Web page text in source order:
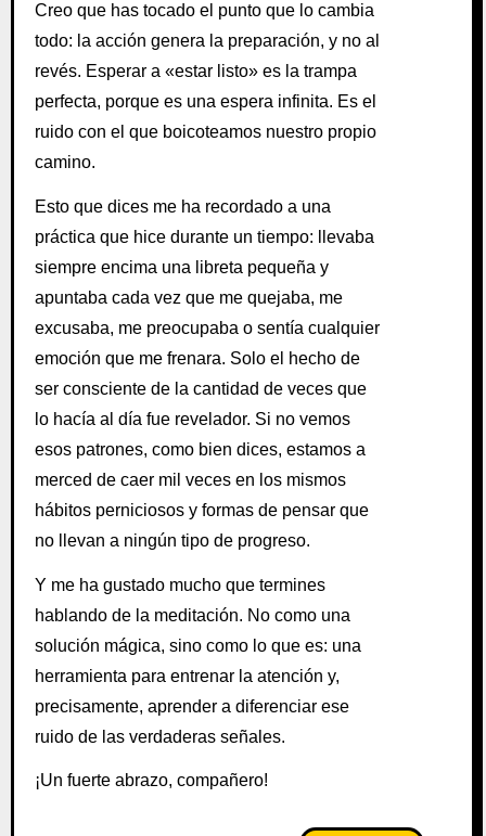
Creo que has tocado el punto que lo cambia
todo: la acción genera la preparación, y no al
revés. Esperar a «estar listo» es la trampa
perfecta, porque es una espera infinita. Es el
ruido con el que boicoteamos nuestro propio
camino.
Esto que dices me ha recordado a una
práctica que hice durante un tiempo: llevaba
siempre encima una libreta pequeña y
apuntaba cada vez que me quejaba, me
excusaba, me preocupaba o sentía cualquier
emoción que me frenara. Solo el hecho de
ser consciente de la cantidad de veces que
lo hacía al día fue revelador. Si no vemos
esos patrones, como bien dices, estamos a
merced de caer mil veces en los mismos
hábitos perniciosos y formas de pensar que
no llevan a ningún tipo de progreso.
Y me ha gustado mucho que termines
hablando de la meditación. No como una
solución mágica, sino como lo que es: una
herramienta para entrenar la atención y,
precisamente, aprender a diferenciar ese
ruido de las verdaderas señales.
¡Un fuerte abrazo, compañero!